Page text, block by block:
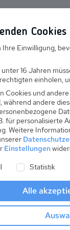
Karriere
Ausbildung
ab
pro Nacht
Anreise
Cookies
Einwilligung,
16 Jahren
einholen,
Cookies und
während andere
für personalisierte
Weitere
Einstellungen
Liste der
Statistik
Alle